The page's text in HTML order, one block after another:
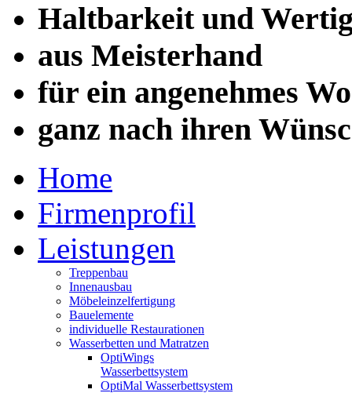
Haltbarkeit und
aus Meisterhand
für ein angenehmes
ganz nach ihren
Home
Firmenprofil
Leistungen
Treppenbau
Innenausbau
Möbeleinzelfertigung
Bauelemente
individuelle Restaurationen
Wasserbetten und Matratzen
OptiWings
Wasserbettsystem
OptiMal Wasserbettsystem